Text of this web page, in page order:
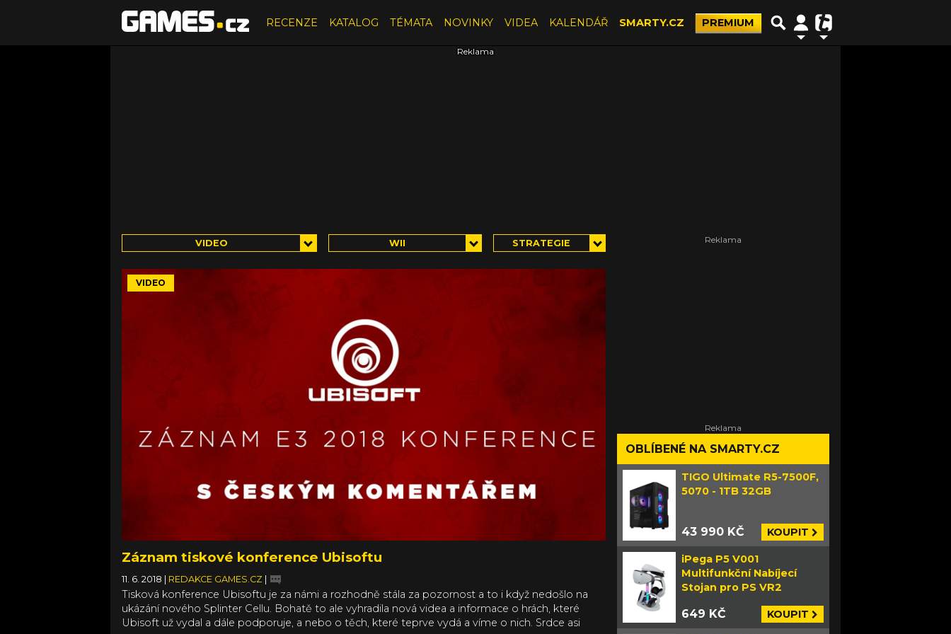
RECENZE KATALOG TÉMATA NOVINKY VIDEA KALENDÁŘ SMARTY.CZ PREMIUM
VIDEO WII STRATEGIE
VIDEO
Záznam tiskové konference Ubisoftu
11. 6. 2018 | REDAKCE GAMES.CZ |
Tisková konference Ubisoftu je za námi a rozhodně stála za pozornost a to i když nedošlo na
ukázání nového Splinter Cellu. Bohatě to ale vyhradila nová videa a informace o hrách, které
Ubisoft už vydal a dále podporuje, a nebo o těch, které teprve vydá a víme o nich. Srdce asi
OBLÍBENÉ NA SMARTY.CZ
TIGO Ultimate R5-7500F,
5070 - 1TB 32GB
43 990 KČ KOUPIT
iPega P5 V001
Multifunkční Nabíjecí
Stojan pro PS VR2
649 KČ KOUPIT